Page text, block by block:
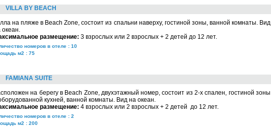
VILLA BY BEACH
на пляже в Beach Zone, состоит из спальни наверху, гостиной зоны, ванной комнаты. Вид
океан.
размещение: 3 взрослых или 2 взрослых + 2 детей до 12 лет.
номеров в отеле : 10
м2 : 75
FAMIANA SUITE
на берегу в Beach Zone, двухэтажный номер, состоит из 2-х спален, гостиной зоны
кухней, ванной комнаты. Вид на океан.
размещение: 4 взрослых или 2 взрослых + 2 детей до 12 лет.
номеров в отеле : 2
м2 : 200